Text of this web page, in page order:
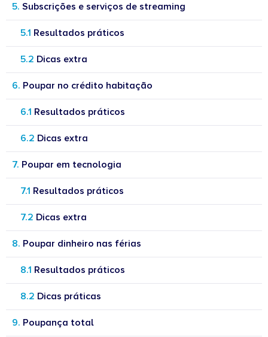
Subscrições e serviços de streaming
Resultados práticos
Dicas extra
Poupar no crédito habitação
Resultados práticos
Dicas extra
Poupar em tecnologia
Resultados práticos
Dicas extra
Poupar dinheiro nas férias
Resultados práticos
Dicas práticas
Poupança total